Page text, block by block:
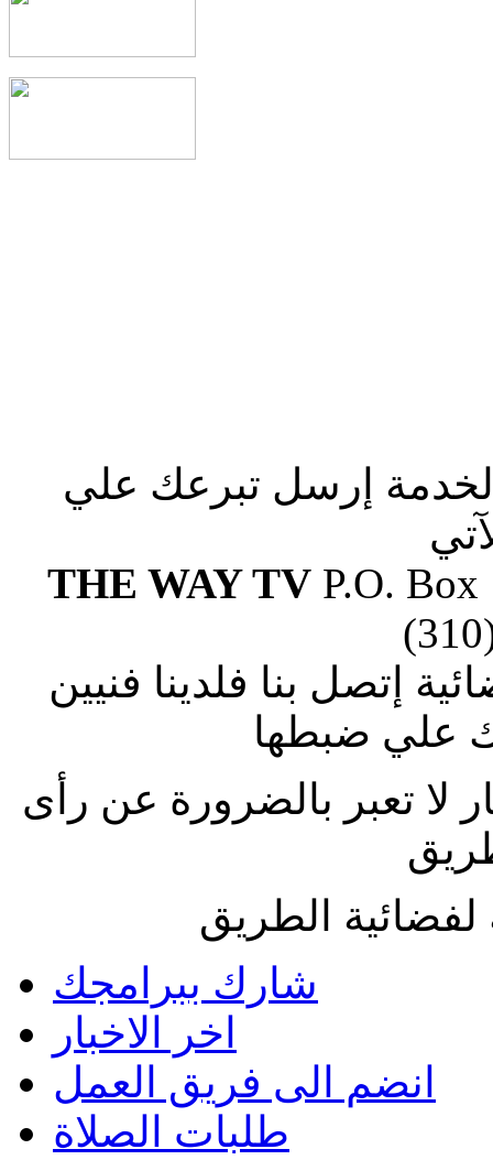
إرسل تبرعك علي
THE WAY TVP.O. Box
إتصل بنا فلدينا فنيين
علي ضبطها
لا تعبر بالضرورة عن رأى
الطريق
شارك ببرامجك
اخر الاخبار
انضم الى فريق العمل
طلبات الصلاة